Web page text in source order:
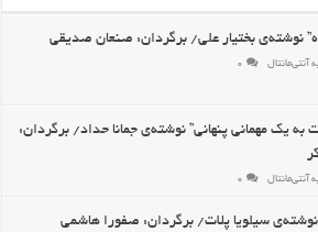
نوشته‌ی بختیار علی/ برگردان: صنعان صدیقی
آنتی‌مانتال ۰
به یک مهمانی پنهانی” نوشته‌ی جمانا حداد/ برگردان:
آنتی‌مانتال ۰
نوشته‌ی سیلویا پلات/ برگردان: صفورا هاشمی